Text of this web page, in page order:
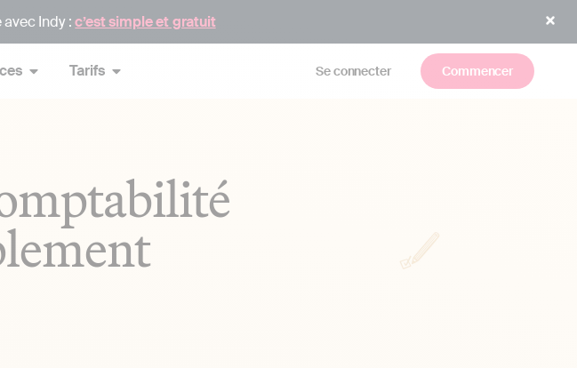
avec Indy :c’est simple et gratuit
Tarifs Se connecter Commencer